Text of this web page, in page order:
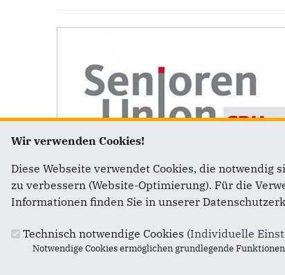
Wir verwenden Cookies!
Diese Webseite verwendet Cookies, die
zu verbessern (Website-Optimierung). Für die
Informationen finden Sie in unserer
Technisch notwendige Cookies (Individuelle
Notwendige Cookies ermöglichen grundlegende